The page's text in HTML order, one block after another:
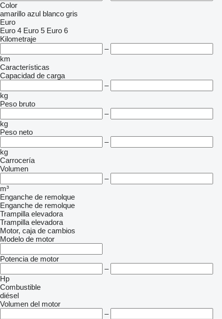
Color
amarillo azul blanco gris
Euro
Euro 4 Euro 5 Euro 6
Kilometraje
–
km
Características
Capacidad de carga
–
kg
Peso bruto
–
kg
Peso neto
–
kg
Carrocería
Volumen
–
m³
Enganche de remolque
Enganche de remolque
Trampilla elevadora
Trampilla elevadora
Motor, caja de cambios
Modelo de motor
Potencia de motor
–
Hp
Combustible
diésel
Volumen del motor
–